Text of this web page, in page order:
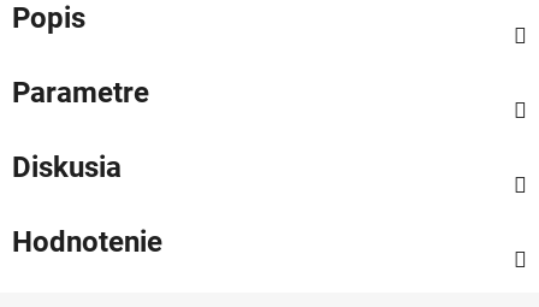
Popis
Parametre
Diskusia
Hodnotenie